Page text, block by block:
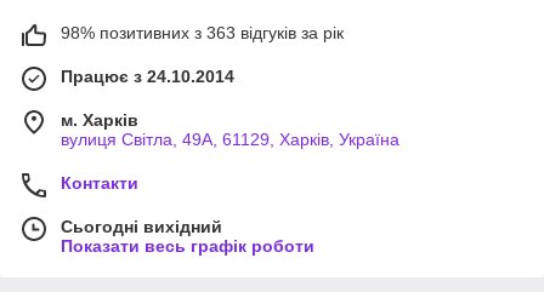
98% позитивних з 363 відгуків за рік
Працює з 24.10.2014
м. Харків
вулиця Світла, 49А, 61129, Харків, Україна
Контакти
Сьогодні вихідний
Показати весь графік роботи